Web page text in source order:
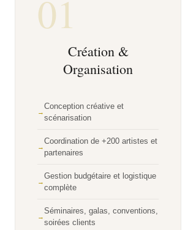
01
Création &
Organisation
Conception créative et
scénarisation
Coordination de +200 artistes et
partenaires
Gestion budgétaire et logistique
complète
Séminaires, galas, conventions,
soirées clients